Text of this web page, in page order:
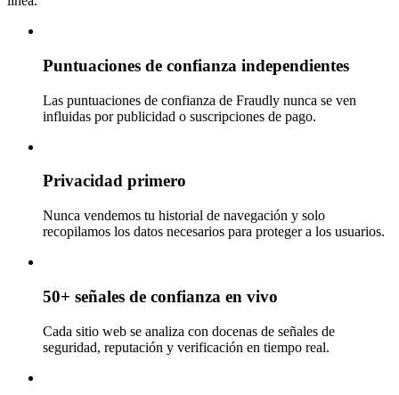
Puntuaciones de confianza independientes
Las puntuaciones de confianza de Fraudly nunca se ven
influidas por publicidad o suscripciones de pago.
Privacidad primero
Nunca vendemos tu historial de navegación y solo
recopilamos los datos necesarios para proteger a los usuarios.
50+ señales de confianza en vivo
Cada sitio web se analiza con docenas de señales de
seguridad, reputación y verificación en tiempo real.